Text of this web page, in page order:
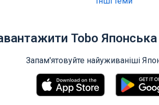
Tobo
Запам'ятовуйте найуживаніші